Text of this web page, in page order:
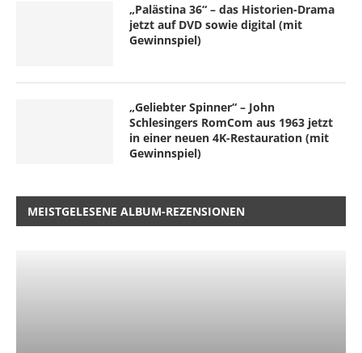
„Palästina 36“ – das Historien-Drama
jetzt auf DVD sowie digital (mit
Gewinnspiel)
„Geliebter Spinner“ – John
Schlesingers RomCom aus 1963 jetzt
in einer neuen 4K-Restauration (mit
Gewinnspiel)
MEISTGELESENE ALBUM-REZENSIONEN